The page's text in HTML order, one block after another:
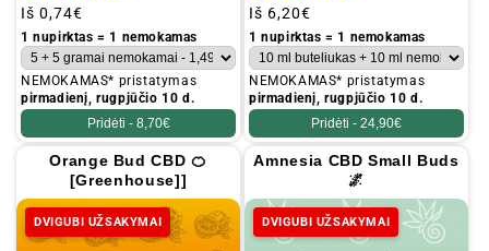
Įprastinė
kaina
Iš 0,74€
1 nupirktas = 1 nemokamas
NEMOKAMAS* pristatymas
pirmadienį, rugpjūčio 10 d.
Pridėti - 8,70€
Įprastinė
kaina
Iš 6,20€
1 nupirktas = 1 nemokamas
NEMOKAMAS* pristatymas
pirmadienį, rugpjūčio 10 d.
Pridėti - 24,90€
Orange Bud CBD 🍊
[Greenhouse]]
DVIGUBI UŽSAKYMAI
Amnesia CBD Small Buds
🌌
DVIGUBI UŽSAKYMAI